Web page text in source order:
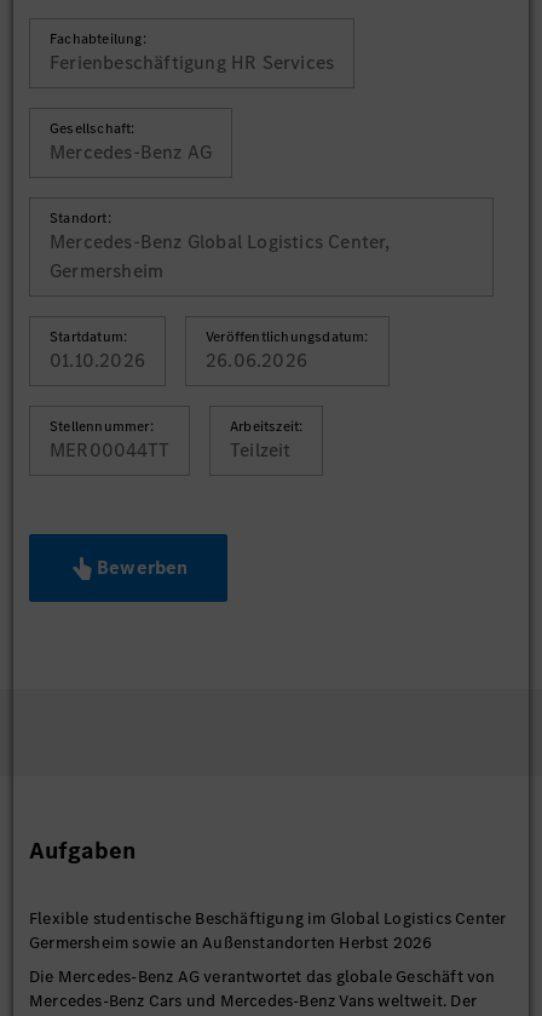
Fachabteilung:
Ferienbeschäftigung HR Services
Gesellschaft:
Mercedes-Benz AG
Standort:
Mercedes-Benz Global Logistics Center,
Germersheim
Startdatum:
01.10.2026
Veröffentlichungsdatum:
26.06.2026
Stellennummer:
MER00044TT
Arbeitszeit:
Teilzeit
Bewerben
Aufgaben
Flexible studentische Beschäftigung im Global Logistics Center
Germersheim sowie an Außenstandorten Herbst 2026
Die Mercedes-Benz AG verantwortet das globale Geschäft von
Mercedes-Benz Cars und Mercedes-Benz Vans weltweit. Der